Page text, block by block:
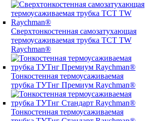
Сверхтонкостенная самозатухающая
термоусаживаемая трубка ТCT TW
Raychman®
Тонкостенная термоусаживаемая
трубка ТУТнг Премиум Raychman®
Тонкостенная термоусаживаемая